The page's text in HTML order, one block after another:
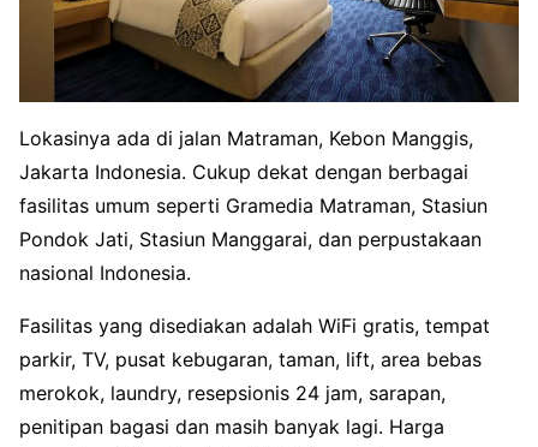
Lokasinya ada di jalan Matraman, Kebon Manggis,
Jakarta Indonesia. Cukup dekat dengan berbagai
fasilitas umum seperti Gramedia Matraman, Stasiun
Pondok Jati, Stasiun Manggarai, dan perpustakaan
nasional Indonesia.
Fasilitas yang disediakan adalah WiFi gratis, tempat
parkir, TV, pusat kebugaran, taman, lift, area bebas
merokok, laundry, resepsionis 24 jam, sarapan,
penitipan bagasi dan masih banyak lagi. Harga